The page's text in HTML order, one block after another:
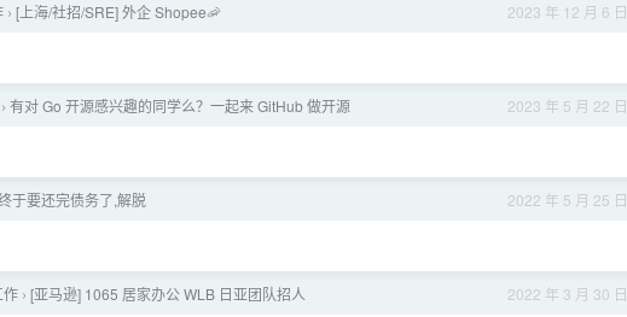
2023 年 12 月 6 日
› [上海/社招/SRE] 外企 Shopee🦐
2023 年 5 月 22 日
› 有对 Go 开源感兴趣的同学么？一起来 GitHub 做开源
2022 年 5 月 25 日
于要还完债务了,解脱
2022 年 3 月 30 日
作 › [亚马逊] 1065 居家办公 WLB 日亚团队招人